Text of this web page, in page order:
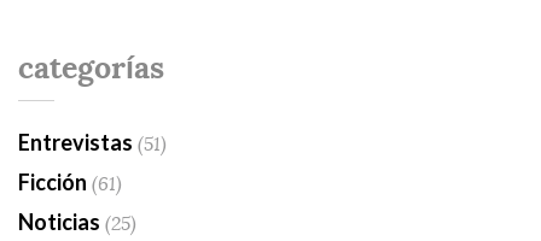
categorías
Entrevistas (51)
Ficción (61)
Noticias (25)